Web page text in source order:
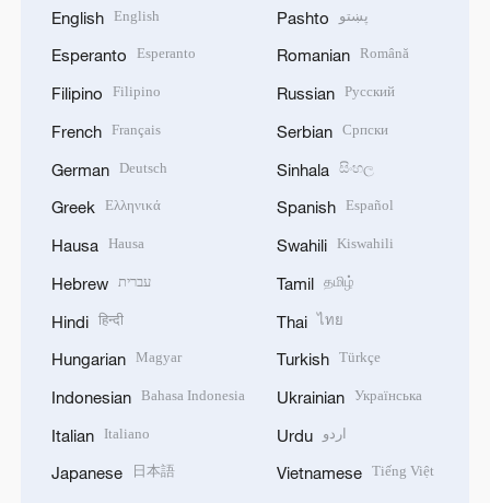
English English
Esperanto Esperanto
Filipino Filipino
French Français
German Deutsch
Greek Ελληνικά
Hausa Hausa
Hebrew עברית
Hindi हिन्दी
Hungarian Magyar
Indonesian Bahasa Indonesia
Italian Italiano
Japanese 日本語
Pashto پښتو
Romanian Română
Russian Русский
Serbian Српски
Sinhala සිංහල
Spanish Español
Swahili Kiswahili
Tamil தமிழ்
Thai ไทย
Turkish Türkçe
Ukrainian Українська
Urdu اردو
Vietnamese Tiếng Việt